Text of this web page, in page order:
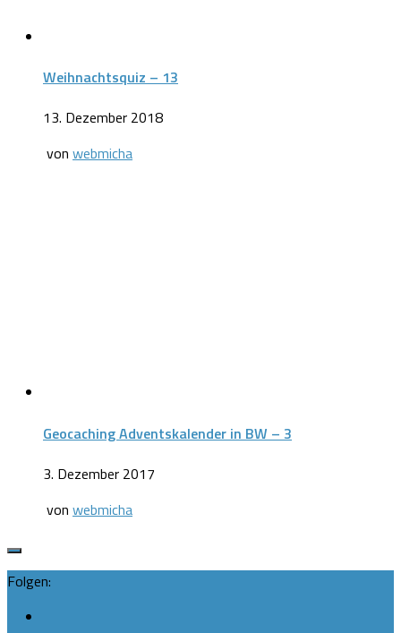
Weihnachtsquiz – 13
13. Dezember 2018
von webmicha
Geocaching Adventskalender in BW – 3
3. Dezember 2017
von webmicha
Folgen: